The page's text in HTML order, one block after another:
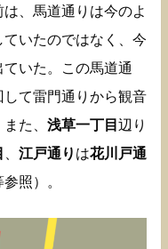
、馬道通りは今のよ
いたのではなく、今
いた。この馬道通
て雷門通りから観音
た、 浅草一丁目 辺り
江戸通り は花川戸通
参照）。